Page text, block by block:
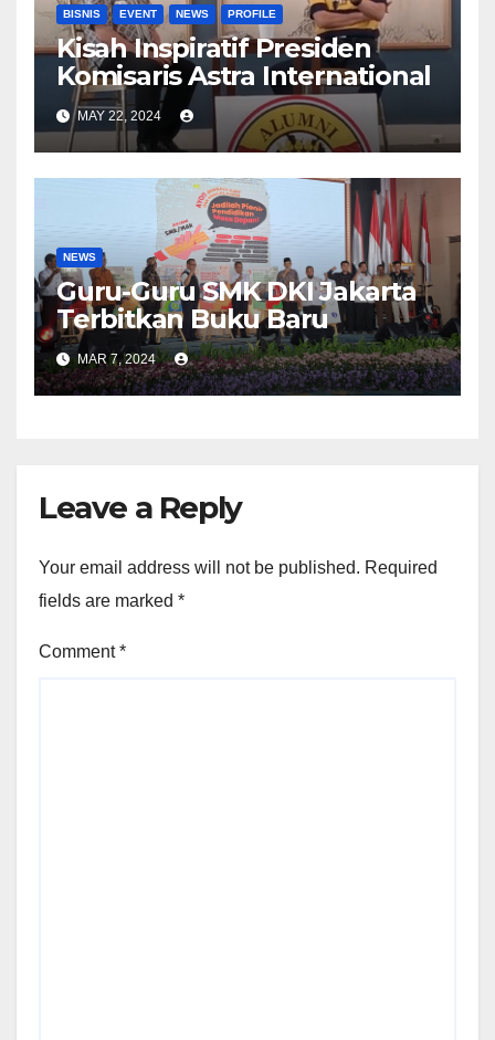
BISNIS EVENT NEWS PROFILE
Kisah Inspiratif Presiden
Komisaris Astra International
MAY 22, 2024
NEWS
Guru-Guru SMK DKI Jakarta
Terbitkan Buku Baru
MAR 7, 2024
Leave a Reply
Your email address will not be published. Required
fields are marked *
Comment*